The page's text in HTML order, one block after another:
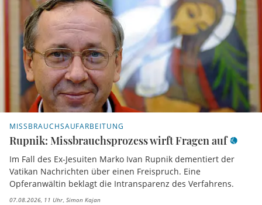
MISSBRAUCHSAUFARBEITUNG
Rupnik: Missbrauchsprozess wirft Fragen auf
Im Fall des Ex-Jesuiten Marko Ivan Rupnik dementiert der
Vatikan Nachrichten über einen Freispruch. Eine
Opferanwältin beklagt die Intransparenz des Verfahrens.
07.08.2026, 11 Uhr Simon Kajan